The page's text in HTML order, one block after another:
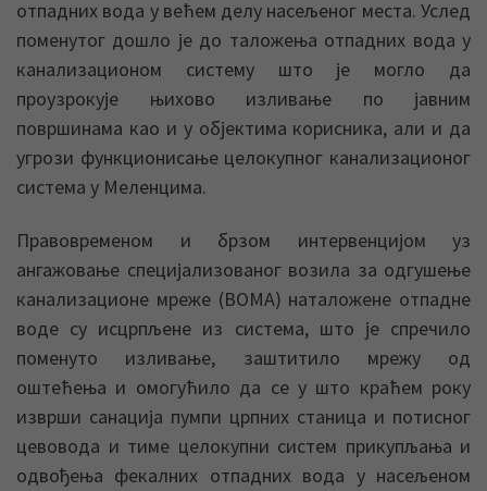
отпадних вода у већем делу насељеног места. Услед
поменутог дошло је до таложења отпадних вода у
канализационом систему што је могло да
проузрокује њихово изливање по јавним
површинама као и у објектима корисника, али и да
угрози функционисање целокупног канализационог
система у Меленцима.
Правовременом и брзом интервенцијом уз
ангажовање специјализованог возила за одгушење
канализационе мреже (ВОМА) наталожене отпадне
воде су исцрпљене из система, што је спречило
поменуто изливање, заштитило мрежу од
оштећења и омогућило да се у што краћем року
изврши санација пумпи црпних станица и потисног
цевовода и тиме целокупни систем прикупљања и
одвођења фекалних отпадних вода у насељеном